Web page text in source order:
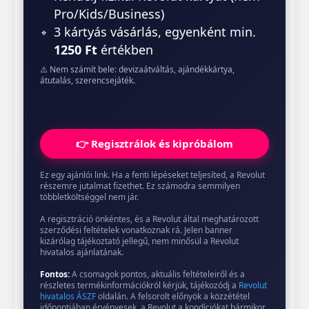
Pro/Kids/Business)
3 kártyás vásárlás, egyenként min.
1250 Ft értékben
⚠️ Nem számít bele: devizaátváltás, ajándékkártya,
átutalás, szerencsejáték.
👉 Regisztrálok és kipróbálom
Ez egy ajánlói link. Ha a fenti lépéseket teljesíted, a Revolut
részemre jutalmat fizethet. Ez számodra semmilyen
többletköltséggel nem jár.
A regisztráció önkéntes, és a Revolut által meghatározott
szerződési feltételek vonatkoznak rá. Jelen banner
kizárólag tájékoztató jellegű, nem minősül a Revolut
hivatalos ajánlatának.
Fontos:A csomagok pontos, aktuális feltételeiről és a
részletes termékinformációkról kérjük, tájékozódj a Revolut
hivatalos ÁSZFoldalán. A felsorolt előnyök a közzététel